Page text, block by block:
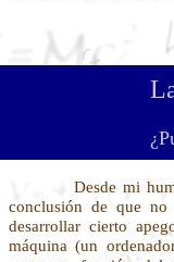
Desde mi
conclusión de que no
desarrollar cierto
máquina (un